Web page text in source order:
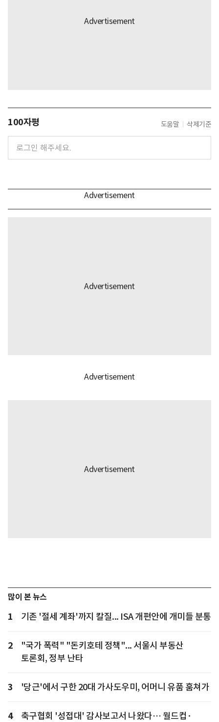
100자평 도움말 삭제기준
많이 본 뉴스
1 기존 '절세 계좌'까지 칼질... ISA 개편안에 개미들 분통
2
"국가 폭력" "돈키호테 정책"... 서울시 부동산
토론회, 정부 난타
3 '당근'에서 구한 20대 가사도우미, 어머니 유품 훔쳐가
4
축구협회 '성접대' 감사보고서 나왔다… 월드컵·